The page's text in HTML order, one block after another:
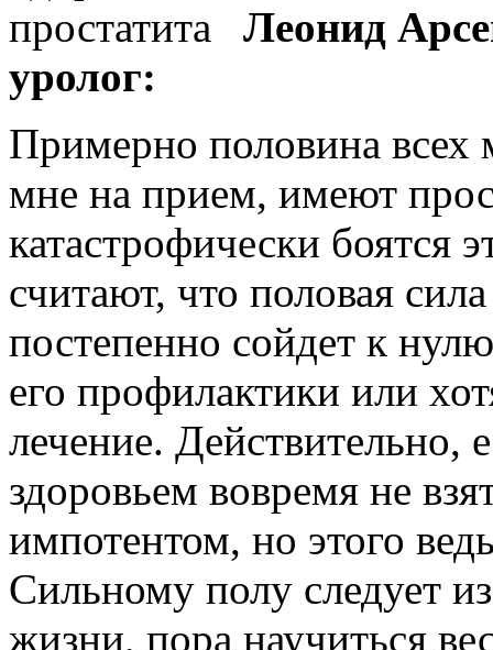
Леонид
уролог:
Примерно половина всех
мне на прием, имеют
катастрофически боятся
считают, что половая
постепенно сойдет к
его профилактики или
лечение. Действительно,
здоровьем вовремя не
импотентом, но этого
Сильному полу следует
жизни, пора научиться